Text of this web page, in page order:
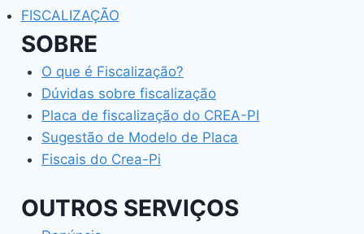
FISCALIZAÇÃO
SOBRE
O que é Fiscalização?
Dúvidas sobre fiscalização
Placa de fiscalização do CREA-PI
Sugestão de Modelo de Placa
Fiscais do Crea-Pi
OUTROS SERVIÇOS